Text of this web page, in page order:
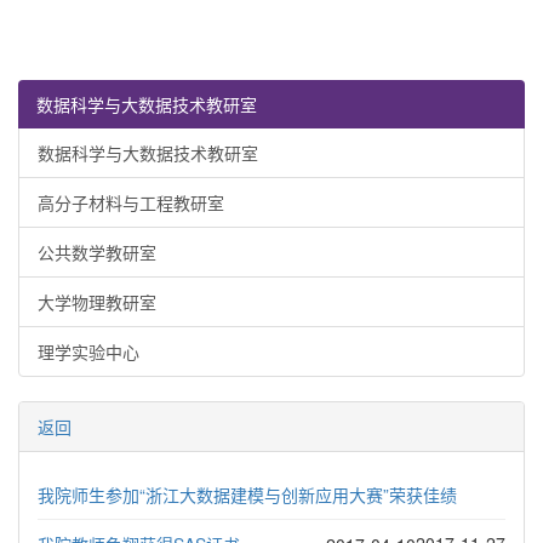
数据科学与大数据技术教研室
数据科学与大数据技术教研室
高分子材料与工程教研室
公共数学教研室
大学物理教研室
理学实验中心
返回
我院师生参加“浙江大数据建模与创新应用大赛”荣获佳绩